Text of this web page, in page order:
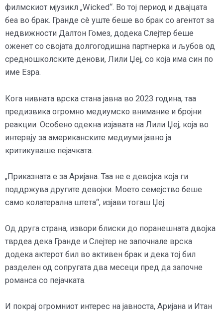
филмскиот мјузикл „Wicked“. Во тој период и двајцата
беа во брак. Гранде сè уште беше во брак со агентот за
недвижности Далтон Гомез, додека Слејтер беше
оженет со својата долгогодишна партнерка и љубов од
средношколските денови, Лили Џеј, со која има син по
име Езра.
Кога нивната врска стана јавна во 2023 година, таа
предизвика огромно медиумско внимание и бројни
реакции. Особено одекна изјавата на Лили Џеј, која во
интервју за американските медиуми јавно ја
критикуваше пејачката.
„Приказната е за Аријана. Таа не е девојка која ги
поддржува другите девојки. Моето семејство беше
само колатерална штета“, изјави тогаш Џеј.
Од друга страна, извори блиски до поранешната двојка
тврдеа дека Гранде и Слејтер не започнале врска
додека актерот бил во активен брак и дека тој бил
разделен од сопругата два месеци пред да започне
романса со пејачката.
И покрај огромниот интерес на јавноста, Аријана и Итан